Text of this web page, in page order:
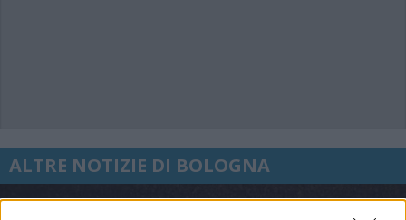
ALTRE NOTIZIE DI BOLOGNA